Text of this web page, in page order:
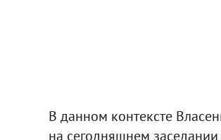
В данном контексте
на сегодняшнем заседании